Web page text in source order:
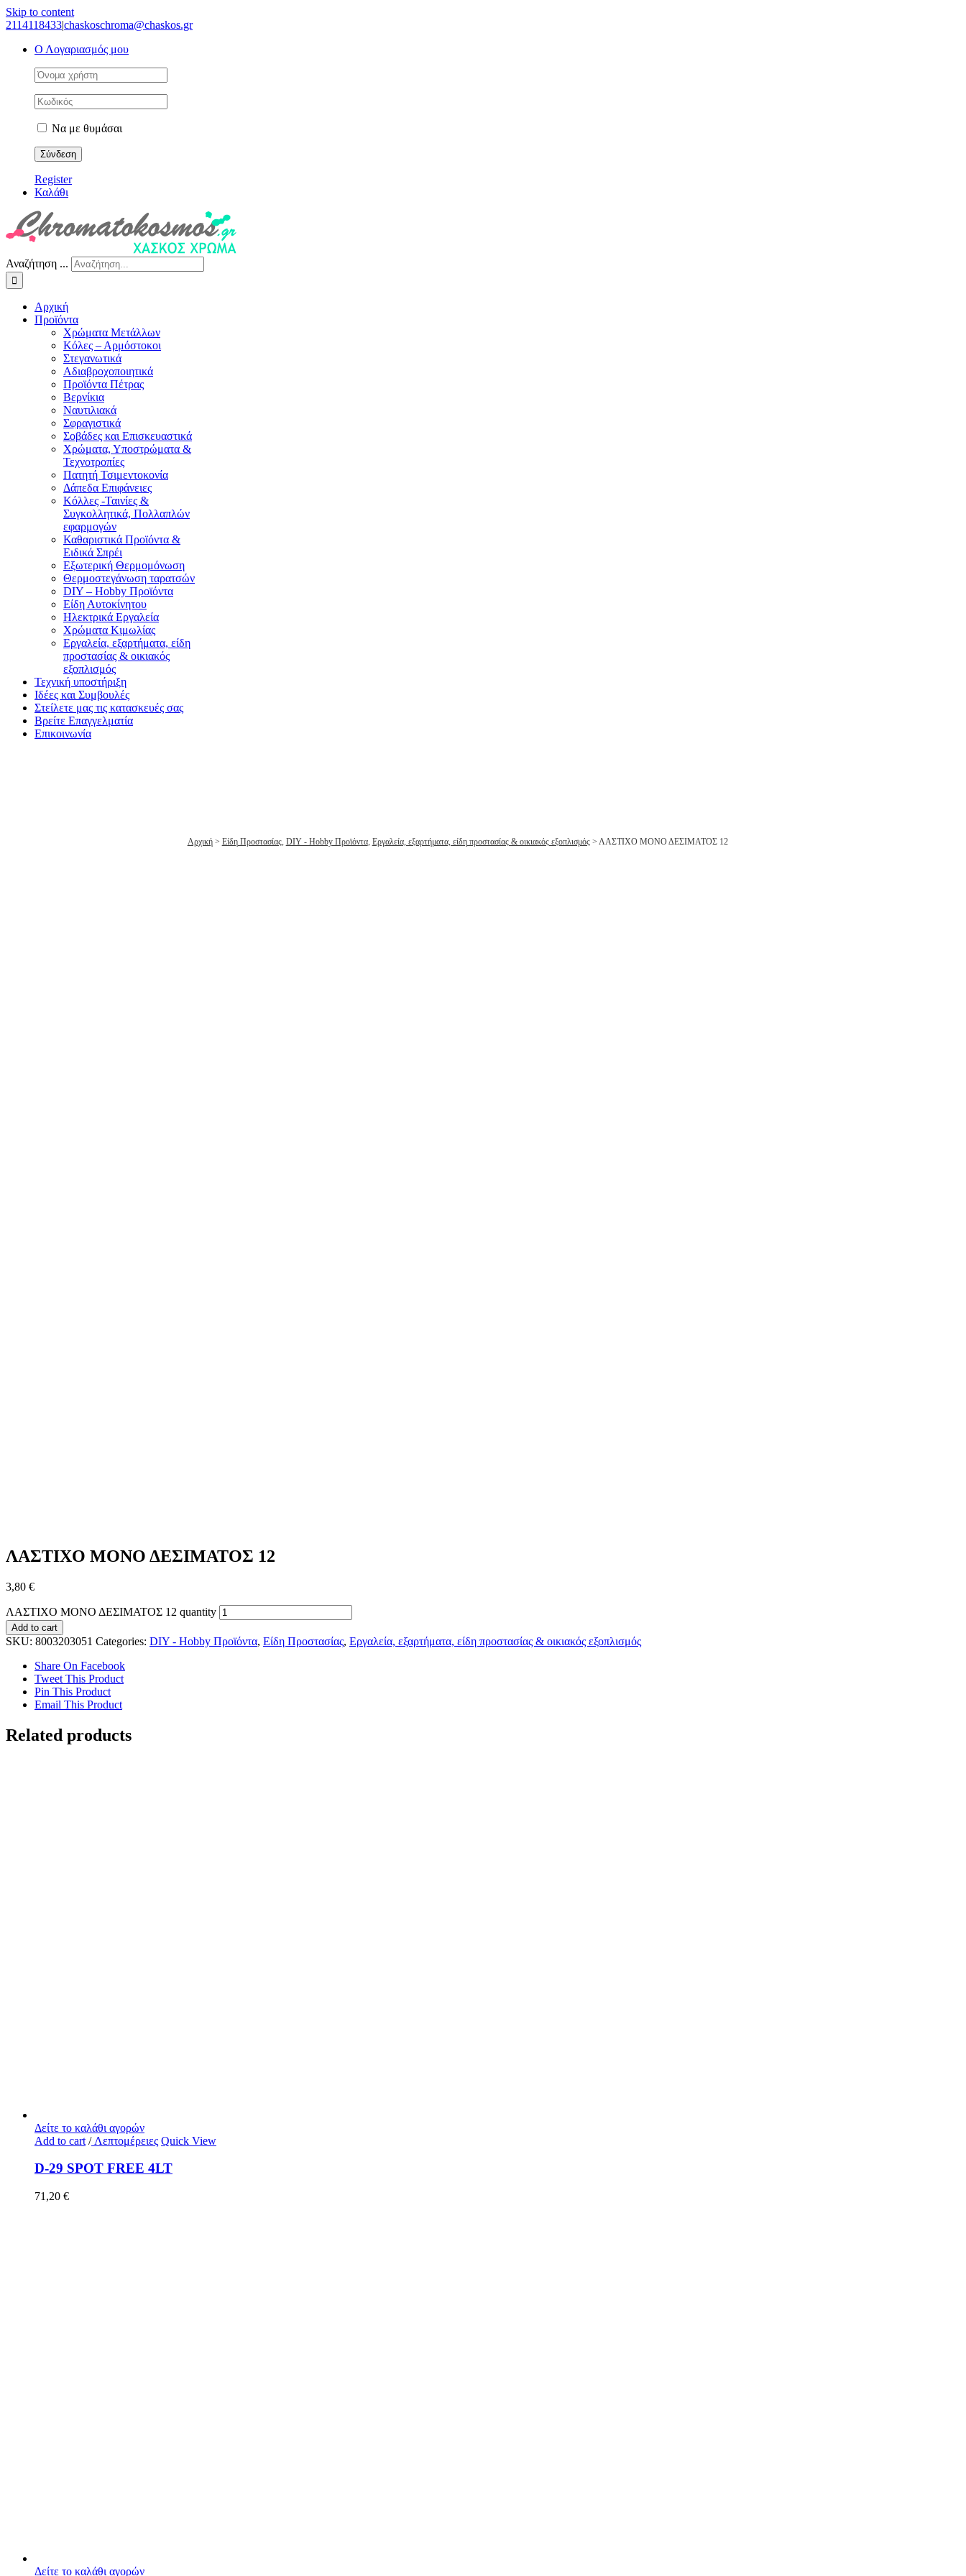
Skip to content
2114118433|chaskoschroma@chaskos.gr
Ο Λογαριασμός μου
Να με θυμάσαι
Register
Καλάθι
Αναζήτηση ...
Αρχική
Προϊόντα
Χρώματα Μετάλλων
Κόλες – Αρμόστοκοι
Στεγανωτικά
Αδιαβροχοποιητικά
Προϊόντα Πέτρας
Βερνίκια
Ναυτιλιακά
Σφραγιστικά
Σοβάδες και Επισκευαστικά
Χρώματα, Υποστρώματα &
Τεχνοτροπίες
Πατητή Τσιμεντοκονία
Δάπεδα Επιφάνειες
Κόλλες -Ταινίες &
Συγκολλητικά, Πολλαπλών
εφαρμογών
Καθαριστικά Προϊόντα &
Ειδικά Σπρέι
Εξωτερική Θερμομόνωση
Θερμοστεγάνωση ταρατσών
DIY – Hobby Προϊόντα
Είδη Αυτοκίνητου
Ηλεκτρικά Εργαλεία
Χρώματα Κιμωλίας
Εργαλεία, εξαρτήματα, είδη
προστασίας & οικιακός
εξοπλισμός
Τεχνική υποστήριξη
Ιδέες και Συμβουλές
Στείλετε μας τις κατασκευές σας
Βρείτε Επαγγελματία
Επικοινωνία
Αρχική> Είδη Προστασίας, DIY - Hobby Προϊόντα, Εργαλεία, εξαρτήματα, είδη προστασίας & οικιακός εξοπλισμός> ΛΑΣΤΙΧΟ ΜΟΝΟ ΔΕΣΙΜΑΤΟΣ 12
ΛΑΣΤΙΧΟ ΜΟΝΟ ΔΕΣΙΜΑΤΟΣ 12
3,80 €
ΛΑΣΤΙΧΟ ΜΟΝΟ ΔΕΣΙΜΑΤΟΣ 12 quantity
Add to cart
SKU: 8003203051 Categories: DIY - Hobby Προϊόντα, Είδη Προστασίας, Εργαλεία, εξαρτήματα, είδη προστασίας & οικιακός εξοπλισμός
Share On Facebook
Tweet This Product
Pin This Product
Email This Product
Related products
Δείτε το καλάθι αγορών
Add to cart /Λεπτομέρειες Quick View
D-29 SPOT FREE 4LT
71,20 €
Δείτε το καλάθι αγορών